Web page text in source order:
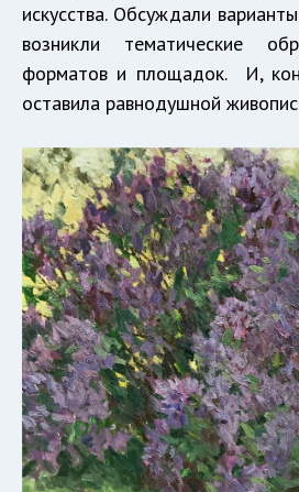
искусства. Обсуждали
возникли тематические
форматов и площадок. И,
оставила равнодушной